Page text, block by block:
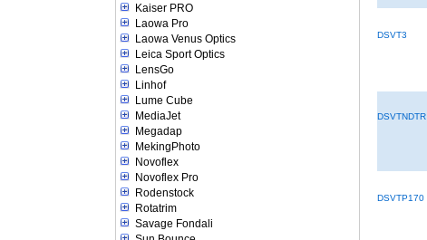
Kaiser PRO
Laowa Pro
Laowa Venus Optics
Leica Sport Optics
LensGo
Linhof
Lume Cube
MediaJet
Megadap
MekingPhoto
Novoflex
Novoflex Pro
Rodenstock
Rotatrim
Savage Fondali
DSVT3
DSVTNDTR
DSVTP170